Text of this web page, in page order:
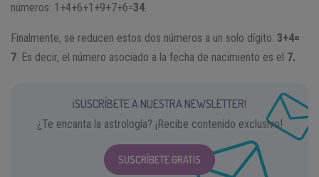
números: 1+4+6+1+9+7+6=34.
Finalmente, se reducen estos dos números a un solo dígito: 3+4=
7. Es decir, el número asociado a la fecha de nacimiento es el 7.
¡SUSCRÍBETE A NUESTRA NEWSLETTER!
¿Te encanta la astrología? ¡Recibe contenido exclusivo!
SUSCRÍBETE GRATIS